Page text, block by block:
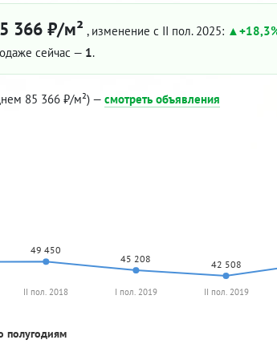
366 ₽/м² , изменение с II пол. 2025:
сейчас — 1.
85 366 ₽/м²) — смотреть объявления
49 450
45 208 42 508
II пол. 2018 I пол. 2019 II пол. 2019
полугодиям